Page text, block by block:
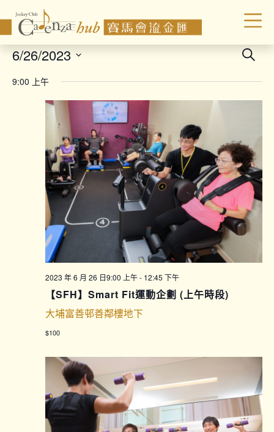
Search
6/26/2023
date.
9:00 上午
2023 年 6 月 26 日9:00 上午- 12:45 下午
【SFH】Smart Fit運動企劃 (上午時段)
大埔富善邨善鄰樓地下
$100